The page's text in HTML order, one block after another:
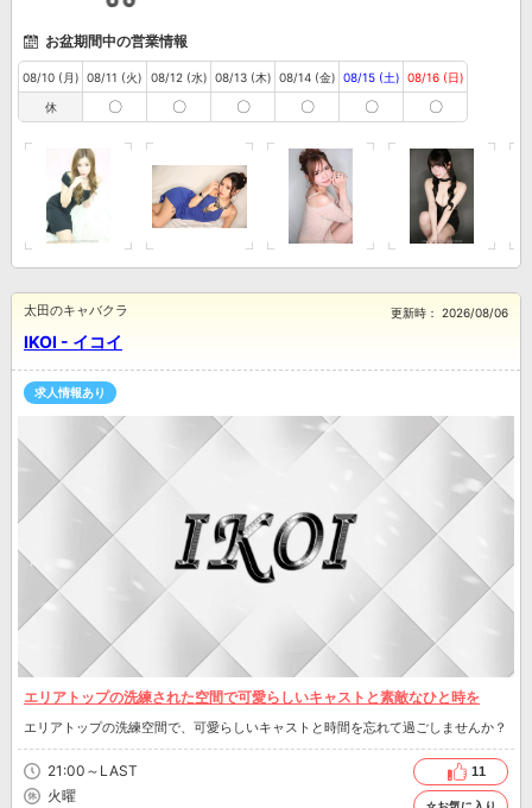
お盆期間中の営業情報
08/10 (月)
休
08/11 (火)
〇
08/12 (水)
〇
08/13 (木)
〇
08/14 (金)
〇
08/15 (土)
〇
08/16 (日)
〇
IKOI - イコイ
太田のキャバクラ 更新時： 2026/08/06
求人情報あり
エリアトップの洗練された空間で可愛らしいキャストと素敵なひと時を
エリアトップの洗練空間で、可愛らしいキャストと時間を忘れて過ごしませんか？
21:00～LAST
火曜
11